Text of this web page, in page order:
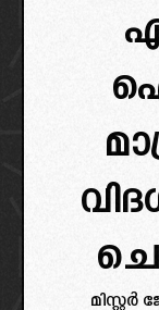
മിസ്റ്റർ